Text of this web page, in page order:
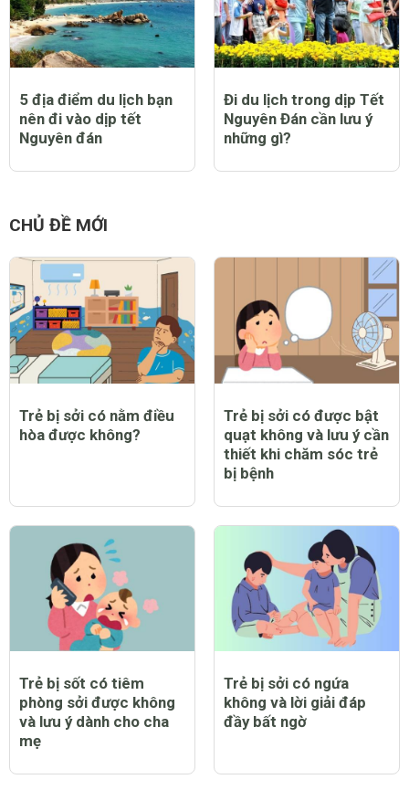
5 địa điểm du lịch bạn
nên đi vào dịp tết
Nguyên đán
Đi du lịch trong dịp Tết
Nguyên Đán cần lưu ý
những gì?
CHỦ ĐỀ MỚI
Trẻ bị sởi có nằm điều
hòa được không?
Trẻ bị sởi có được bật
quạt không và lưu ý cần
thiết khi chăm sóc trẻ
bị bệnh
Trẻ bị sốt có tiêm
phòng sởi được không
và lưu ý dành cho cha
mẹ
Trẻ bị sởi có ngứa
không và lời giải đáp
đầy bất ngờ